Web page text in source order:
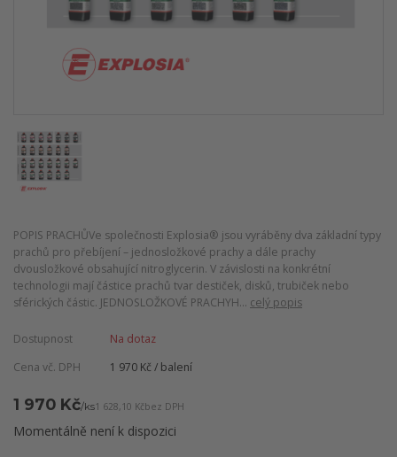
POPIS PRACHŮVe společnosti Explosia® jsou vyráběny dva základní typy
prachů pro přebíjení – jednosložkové prachy a dále prachy
dvousložkové obsahující nitroglycerin. V závislosti na konkrétní
technologii mají částice prachů tvar destiček, disků, trubiček nebo
sférických částic. JEDNOSLOŽKOVÉ PRACHYH... celý popis
Dostupnost
Na dotaz
Cena vč. DPH
1 970 Kč / balení
1 970 Kč/ks1 628,10 Kčbez DPH
Momentálně není k dispozici